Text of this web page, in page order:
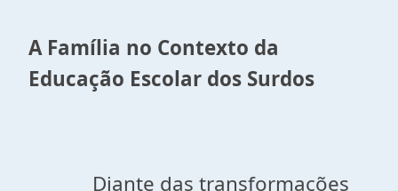
A Família no Contexto da
Educação Escolar dos Surdos
Diante das transformações